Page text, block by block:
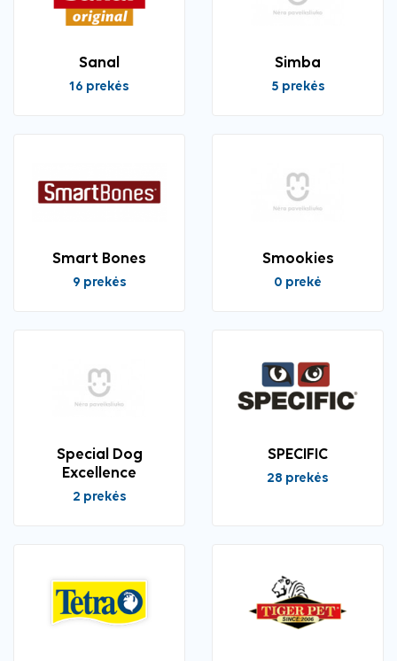
Sanal
16 prekės
Simba
5 prekės
Smart Bones
9 prekės
Smookies
0 prekė
Special Dog
Excellence
2 prekės
SPECIFIC
28 prekės